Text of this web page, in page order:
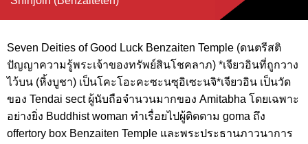
Seven Deities of Good Luck Benzaiten Temple (ดนตรีสติ
ปัญญาความรู้พระเจ้าของทรัพย์สินโชคลาภ) *เจียวอินที่ถูกวาง
ไว้บน (หิ้งบูชา) เป็นโคะโอะคะซะนซุอิเซะนจิ*เจียวอิน เป็นวัด
ของ Tendai sect ผู้นับถือจำนวนมากของ Amitabha โดยเฉพาะ
อย่างยิ่ง Buddhist woman ทำเรื่อยไปผู้ติดตาม goma ถึง
offertory box Benzaiten Temple และพระประธานภาวนาการ